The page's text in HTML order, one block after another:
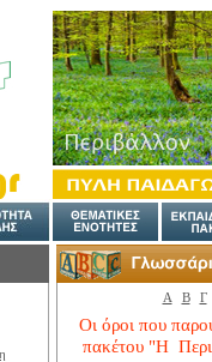
Α Β Γ
Οι όροι που
πακέτου "H